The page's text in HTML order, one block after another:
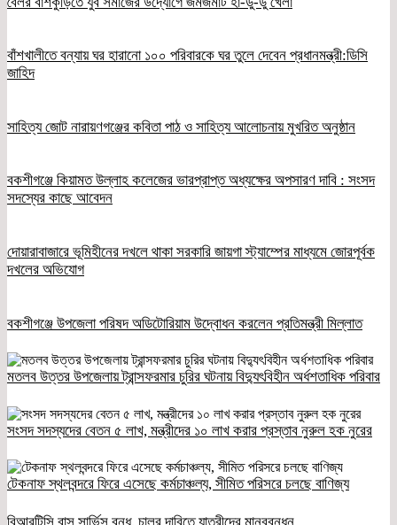
বাঁশখালীতে বন্যায় ঘর হারানো ১০০ পরিবারকে ঘর তুলে দেবেন প্রধানমন্ত্রী:ডিসি
জাহিদ
সাহিত্য জোট নারায়ণগঞ্জের কবিতা পাঠ ও সাহিত্য আলোচনায় মুখরিত অনুষ্ঠান
বকশীগঞ্জে কিয়ামত উল্লাহ কলেজের ভারপ্রাপ্ত অধ্যক্ষের অপসারণ দাবি : সংসদ
সদস্যের কাছে আবেদন
দোয়ারাবাজারে ভূমিহীনের দখলে থাকা সরকারি জায়গা স্ট্যাম্পের মাধ্যমে জোরপূর্বক
দখলের অভিযোগ
বকশীগঞ্জে উপজেলা পরিষদ অডিটোরিয়াম উদ্বোধন করলেন প্রতিমন্ত্রী মিল্লাত
মতলব উত্তর উপজেলায় ট্রান্সফরমার চুরির ঘটনায় বিদ্যুৎবিহীন অর্ধশতাধিক পরিবার
সংসদ সদস্যদের বেতন ৫ লাখ, মন্ত্রীদের ১০ লাখ করার প্রস্তাব নুরুল হক নুরের
টেকনাফ স্থলবন্দরে ফিরে এসেছে কর্মচাঞ্চল্য, সীমিত পরিসরে চলছে বাণিজ্য